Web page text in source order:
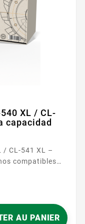
XL / CL-
capacidad
/ CL-541 XL –
540 XL (negro) y
fiable, nítida
a los cartuchos...
AU PANIER